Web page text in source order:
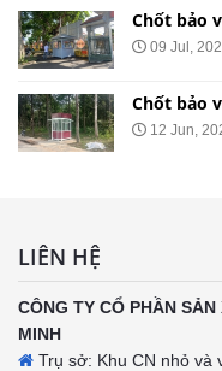
Chốt bảo
09 Jul,
Chốt bảo
12 Jun,
LIÊN HỆ
CÔNG TY CỔ PHẦN
MINH
Trụ sở: Khu CN nhỏ và